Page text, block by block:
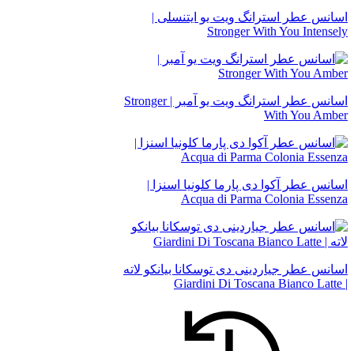
اسانس عطر استرانگ ویت یو ایتنسلی |
Stronger With You Intensely
اسانس عطر استرانگ ویت یو آمبر | Stronger
With You Amber
اسانس عطر آکوا دی پارما کلونیا اسنزا |
Acqua di Parma Colonia Essenza
اسانس عطر جیاردینی دی توسکانا بیانکو لاته
| Giardini Di Toscana Bianco Latte